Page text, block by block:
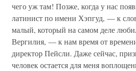
чего уж там! Позже, когда у нас
латинист по имени Хэпгуд, — к
малый, который на самом деле
Вергилия, — к нам время от
директор Пейсли. Даже сейчас,
человек остается для меня